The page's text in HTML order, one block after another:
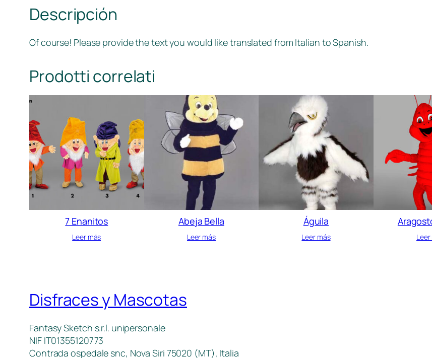
Descripción
Of course! Please provide the text you would like translated from Italian to Spanish.
Prodotti correlati
7 Enanitos
Leer más
Abeja Bella
Leer más
Águila
Leer más
Disfraces y Mascotas
Fantasy Sketch s.r.l. unipersonale
NIF IT01355120773
Contrada ospedale snc, Nova Siri 75020 (MT), Italia